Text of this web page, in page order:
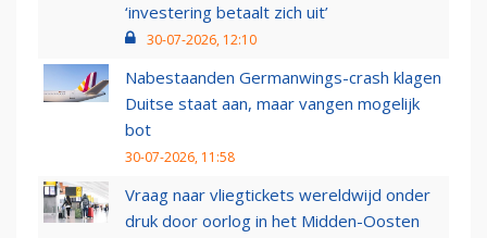
‘investering betaalt zich uit’
30-07-2026, 12:10
Nabestaanden Germanwings-crash klagen
Duitse staat aan, maar vangen mogelijk
bot
30-07-2026, 11:58
Vraag naar vliegtickets wereldwijd onder
druk door oorlog in het Midden-Oosten